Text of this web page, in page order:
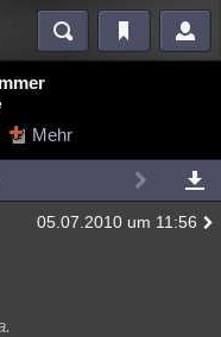
Mystery Kriminalfälle
Mehr
05.07.2010 um 11:56